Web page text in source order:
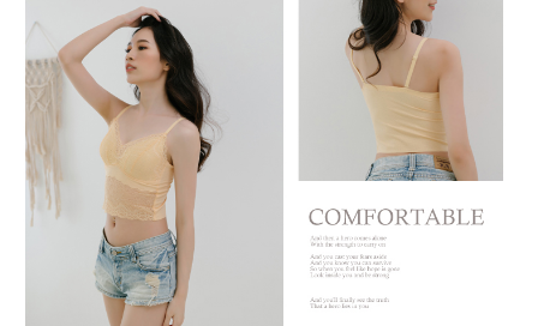
【Penerangan Kaedah Pembayaran】
1. Pembayaran ansuran tidak digabungkan dalam bil telekomunikasi,
"Pembayaran Ansuran Gogo" akan menghantar SMS peringatan
pembayaran selepas tarikh penyelesaian bulanan.
2. Melalui pautan SMS untuk membuka bil, anda boleh memilih untuk
membayar melalui "Kod bar kedai serbaneka / Kedai rasmi Taiwan
Mobile / Pemindahan bank / Pembayaran J街口 / iPASS MONEY" dan
saluran lain.
【Nota Penting】
1. Perkhidmatan ini disediakan oleh "Taiwan Mobile Co., Ltd." untuk
membolehkan pengguna membeli produk atau perkhidmatan melalui
perkhidmatan ini semasa transaksi, dan kedai akan menyerahkan hak
tuntutan harga jual/beli ansuran kepada syarikat ini untuk membayar bil